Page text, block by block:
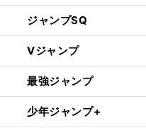
ジャンプSQ
Vジャンプ
最強ジャンプ
少年ジャンプ+